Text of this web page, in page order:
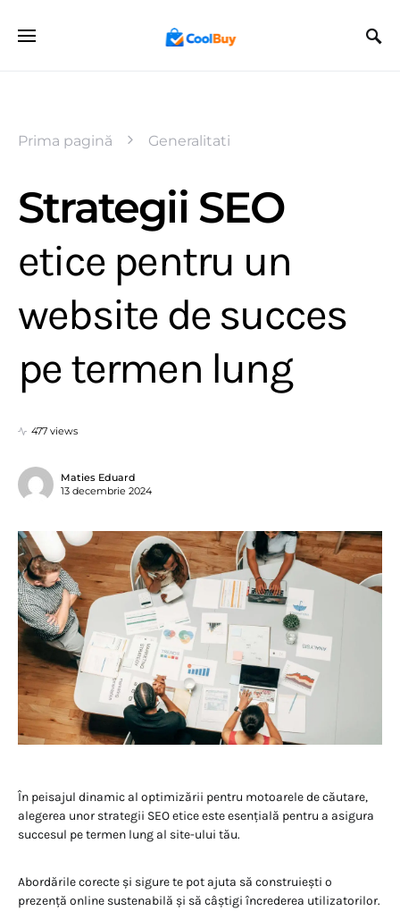
Prima pagină Generalitati
Strategii SEO
etice pentru un
website de succes
pe termen lung
477 views
Maties Eduard
13 decembrie 2024
În peisajul dinamic al optimizării pentru motoarele de căutare,
alegerea unor strategii SEO etice este esențială pentru a asigura
succesul pe termen lung al site-ului tău.
Abordările corecte și sigure te pot ajuta să construiești o
prezență online sustenabilă și să câștigi încrederea utilizatorilor.